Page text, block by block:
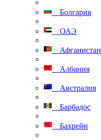
Болгария
ОАЭ
Афганистан
Албания
Австралия
Барбадос
Бахрейн